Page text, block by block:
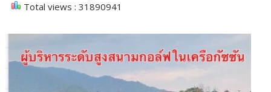
Total views : 31890941